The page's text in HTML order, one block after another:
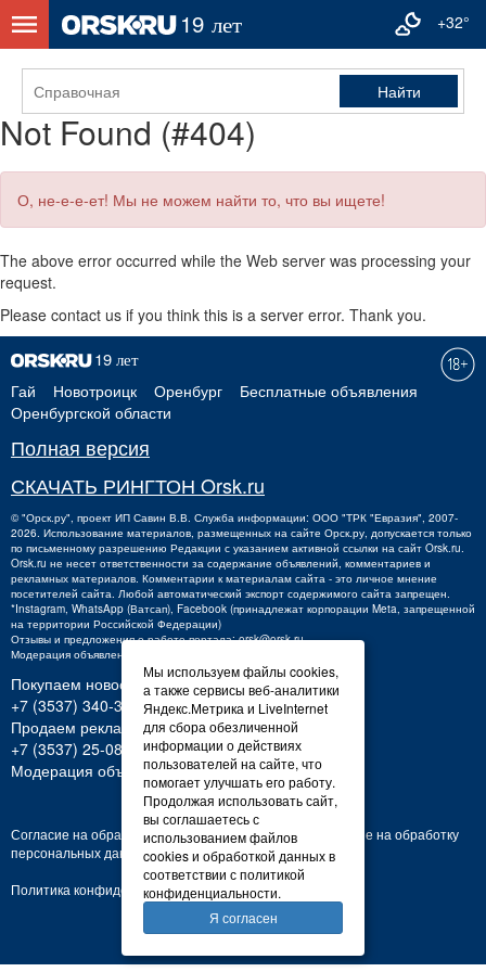
+32°
Not Found (#404)
О, не-е-е-ет! Мы не можем найти то, что вы ищете!
The above error occurred while the Web server was processing your
request.
Please contact us if you think this is a server error. Thank you.
Гай Новотроицк Оренбург
Бесплатные объявления
Оренбургской области
Полная версия
СКАЧАТЬ РИНГТОН Orsk.ru
©"Орск.ру", проект ИП Савин В.В. Служба информации: ООО "ТРК "Евразия", 2007-
2026. Использование материалов, размещенных на сайте Орск.ру, допускается только
по письменному разрешению Редакции с указанием активной ссылки на сайт Orsk.ru.
Orsk.ru не несет ответственности за содержание объявлений, комментариев и
рекламных материалов. Комментарии к материалам сайта - это личное мнение
посетителей сайта. Любой автоматический экспорт содержимого сайта запрещен.
*Instagram, WhatsApp (Ватсап), Facebook (принадлежат корпорации Meta, запрещенной
на территории Российской Федерации)
Отзывы и предложения о работе портала:orsk@orsk.ru
Модерация объявлений +7 (3537) 32-71-28
Покупаем новости:
+7 (3537) 340-300,340300@orsk.ru
Продаем рекламу:
+7 (3537) 25-08-07;250807@orsk.ru
Модерация объявлений: +7 (3537) 32-71-28
Согласие на обработку персональных данных
Согласие на обработку
персональных данных
Политика конфиденциальности
Мы используем файлы cookies,
а также сервисы веб-аналитики
Яндекс.Метрика и LiveInternet
для сбора обезличенной
информации о действиях
пользователей на сайте, что
помогает улучшать его работу.
Продолжая использовать сайт,
вы соглашаетесь с
использованием файлов
cookies и обработкой данных в
соответствии с политикой
конфиденциальности.
Я согласен